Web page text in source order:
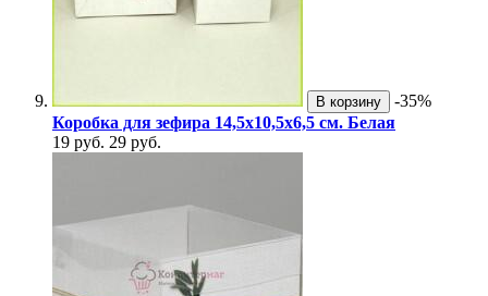
В корзину
-35%
Коробка для зефира 14,5х10,5х6,5 см. Белая
19 руб. 29 руб.